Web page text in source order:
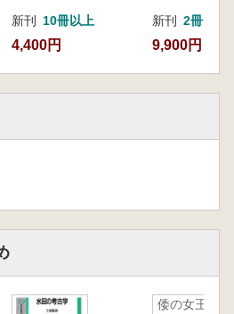
新刊 10冊以上
4,400円
新刊 2冊
9,900円
倭の女王